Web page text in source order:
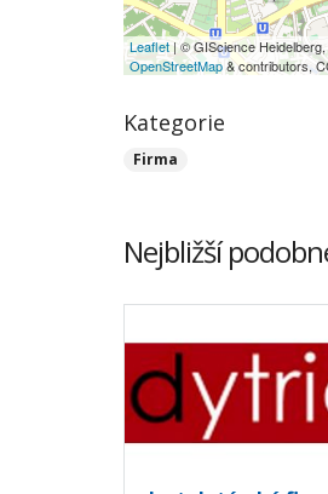
Leaflet | © GIScience
OpenStreetMap& contributors,
Kategorie
Firma
Nejbližší